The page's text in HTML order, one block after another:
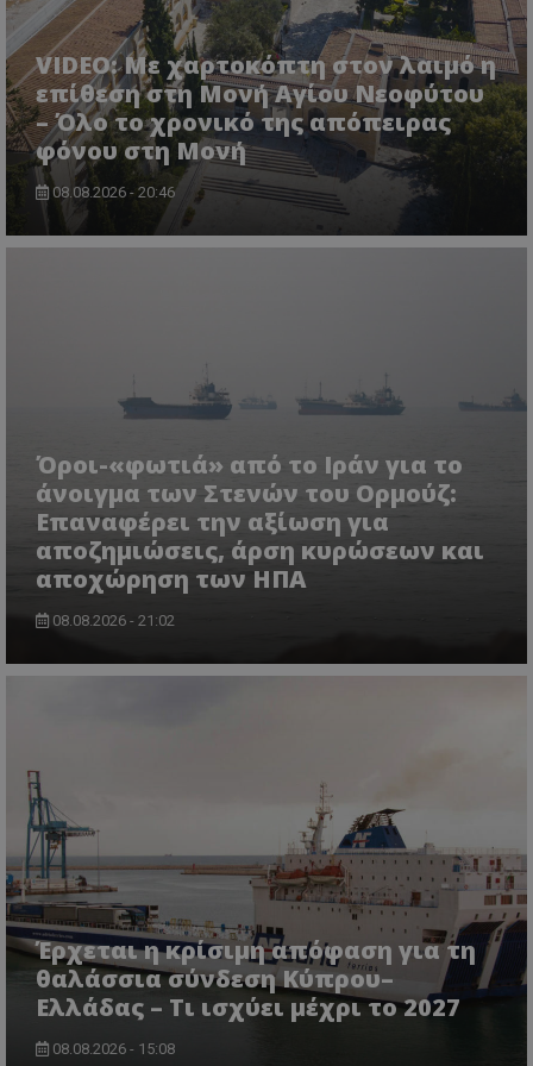
VIDEO: Με χαρτοκόπτη στον λαιμό η
επίθεση στη Μονή Αγίου Νεοφύτου
– Όλο το χρονικό της απόπειρας
φόνου στη Μονή
08.08.2026 - 20:46
Όροι-«φωτιά» από το Ιράν για το
άνοιγμα των Στενών του Ορμούζ:
Επαναφέρει την αξίωση για
αποζημιώσεις, άρση κυρώσεων και
αποχώρηση των ΗΠΑ
08.08.2026 - 21:02
Έρχεται η κρίσιμη απόφαση για τη
θαλάσσια σύνδεση Κύπρου–
Ελλάδας – Τι ισχύει μέχρι το 2027
08.08.2026 - 15:08
Ονοματεπώνυμο
Προμηθευτής/
Πεδίο
usprivacy
.lifenewscy.tothemaonline.com
VISITOR_PRIVACY_METADATA